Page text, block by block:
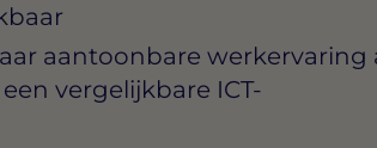
aantoonbare werkervaring
vergelijkbare ICT-